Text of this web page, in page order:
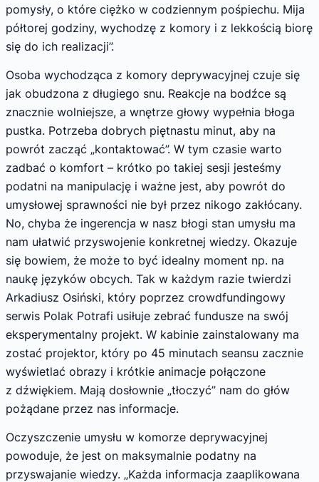
pomysły, o które ciężko w codziennym pośpiechu. Mija
półtorej godziny, wychodzę z komory i z lekkością biorę
się do ich realizacji”.
Osoba wychodząca z komory deprywacyjnej czuje się
jak obudzona z długiego snu. Reakcje na bodźce są
znacznie wolniejsze, a wnętrze głowy wypełnia błoga
pustka. Potrzeba dobrych piętnastu minut, aby na
powrót zacząć „kontaktować”. W tym czasie warto
zadbać o komfort – krótko po takiej sesji jesteśmy
podatni na manipulację i ważne jest, aby powrót do
umysłowej sprawności nie był przez nikogo zakłócany.
No, chyba że ingerencja w nasz błogi stan umysłu ma
nam ułatwić przyswojenie konkretnej wiedzy. Okazuje
się bowiem, że może to być idealny moment np. na
naukę języków obcych. Tak w każdym razie twierdzi
Arkadiusz Osiński, który poprzez crowdfundingowy
serwis Polak Potrafi usiłuje zebrać fundusze na swój
eksperymentalny projekt. W kabinie zainstalowany ma
zostać projektor, który po 45 minutach seansu zacznie
wyświetlać obrazy i krótkie animacje połączone
z dźwiękiem. Mają dosłownie „tłoczyć” nam do głów
pożądane przez nas informacje.
Oczyszczenie umysłu w komorze deprywacyjnej
powoduje, że jest on maksymalnie podatny na
przyswajanie wiedzy. „Każda informacja zaaplikowana